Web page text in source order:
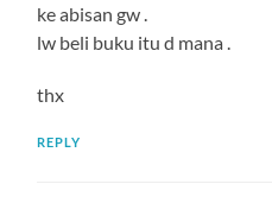
ke abisan gw .
lw beli buku itu d mana .
thx
REPLY